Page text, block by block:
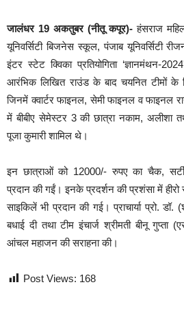
जालंधर 19 अकतुबर (नीतू कपूर)- हंसराज
यूनिवर्सिटी बिजनेस स्कूल, पंजाब यूनिवर्सिटी
इंटर स्टेट क्विका प्रतियोगिता ‘ज्ञानमंथन-
आरंभिक लिखित राउंड के बाद चयनित टीमों के
जिनमें क्वार्टर फाइनल, सेमी फाइनल व फाइनल
में बीबीए सेमेस्टर 3 की छात्रा नकाम, अलीशा
पूजा कुमारी शामिल थे।
इन छात्राओं को 12000/- रुपए का चैक,
प्रदान की गईं। इनके प्रदर्शन की प्रशंसा में
साइकिलें भी प्रदान की गई। प्राचार्या प्रो.
बधाई दी तथा टीम इंचार्ज श्रीमती बीनू गुप्ता
आंचल महाजन की सराहना की।
Post Views: 168